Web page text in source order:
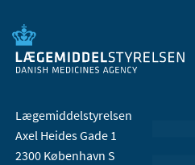
Lægemiddelstyrelsen
Axel Heides Gade 1
2300 København S